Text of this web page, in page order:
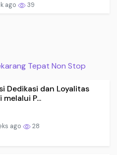
ago 39
Tepat Non Stop
Dedikasi dan Loyalitas
melalui P...
ago 28